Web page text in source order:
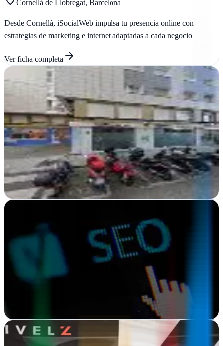
Cornellà de Llobregat, Barcelona
Desde Cornellà, iSocialWeb impulsa tu presencia online con
estrategias de marketing e internet adaptadas a cada negocio
Ver ficha completa
Kewomedia | Agencia SEO y Diseño Web en Gijón
Verificada
Gijón, Asturias
Kewomedia impulsa tu presencia en Gijón con SEO, diseño web y
estrategias digitales personalizadas para empresas que buscan crecer
online
Ver ficha completa
Verificada
Desde Pamplona impulsan tu presencia online con estrategia digital
integral, diseño web y consultoría adaptada a negocios locales
Ver ficha
Nivel Z - Diseño Web